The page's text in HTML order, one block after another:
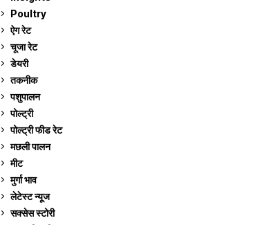
Poultry
ऐग रेट
चूजा रेट
डेयरी
तकनीक
पशुपालन
पोल्ट्री
पोल्ट्री फीड रेट
मछली पालन
मीट
मुर्गा भाव
लेटेस्ट न्यूज
सक्सेस स्टो‍री